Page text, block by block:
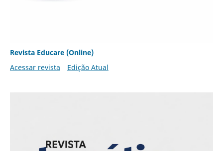
Revista Educare (Online)
Acessar revista
Edição Atual